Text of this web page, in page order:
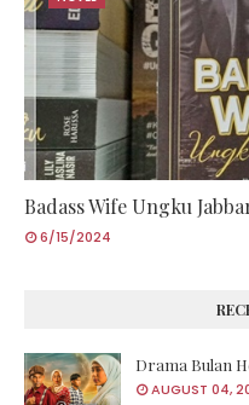
Badass Wife Ungku
6/15/2024
Drama Bulan
AUGUST 04,